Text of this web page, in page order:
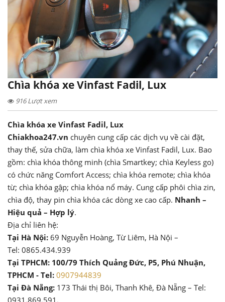
Chìa khóa xe Vinfast Fadil, Lux
916 Lượt xem
Chìa khóa xe Vinfast Fadil, Lux
Chiakhoa247.vn chuyên cung cấp các dịch vụ về cài đặt,
thay thế, sửa chữa, làm chìa khóa xe Vinfast Fadil, Lux. Bao
gồm: chìa khóa thông minh (chìa Smartkey; chìa Keyless go)
có chức năng Comfort Access; chìa khóa remote; chìa khóa
từ; chìa khóa gập; chìa khóa nổ máy. Cung cấp phôi chìa zin,
chìa độ, thay pin chìa khóa các dòng xe cao cấp. Nhanh –
Hiệu quả – Hợp lý.
Địa chỉ liên hệ:
Tại Hà Nội: 69 Nguyễn Hoàng, Từ Liêm, Hà Nội –
Tel: 0865.434.939
Tại TPHCM: 100/79 Thích Quảng Đức, P5, Phú Nhuận,
TPHCM - Tel: 0907944839
Tại Đà Nẵng: 173 Thái thị Bôi, Thanh Khê, Đà Nẵng – Tel:
0931.869.591.